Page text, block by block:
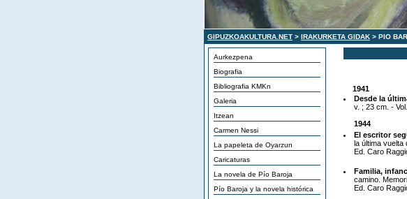
GIPUZKOAKULTURA.NET > IRAKURKETA GIDAK > PIO
Aurkezpena
Biografia
Bibliografia KMKn
Galeria
Itzean
Carmen Nessi
La papeleta de Oyarzun
Caricaturas
La novela de Pío Baroja
Pío Baroja y la novela histórica
1941
Desde la
v. ; 23 cm. -
1944
El escritor
la última vuelta
Ed. Caro
Familia,
camino.
Ed. Caro